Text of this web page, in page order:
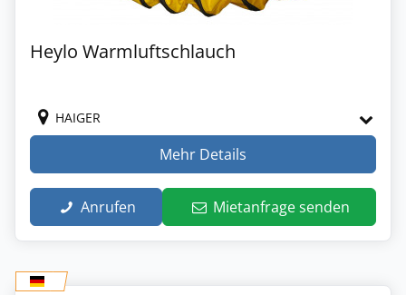
Heylo Warmluftschlauch
HAIGER
Mehr Details
Anrufen Mietanfrage senden